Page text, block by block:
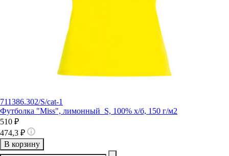
711386.302/S/cat-1
Футболка "Miss", лимонный_S, 100% х/б, 150 г/м2
510 ₽
474,3 ₽
В корзину